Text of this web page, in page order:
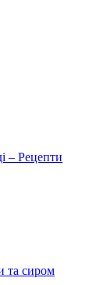
– Рецепти
та сиром